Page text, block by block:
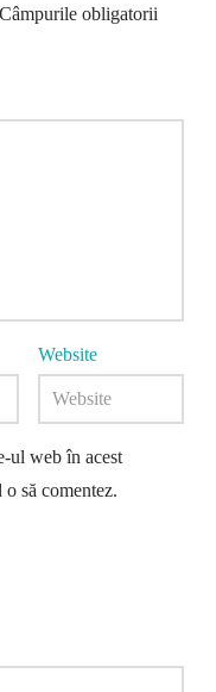
Câmpurile obligatorii
Website
ul web în acest
să comentez.